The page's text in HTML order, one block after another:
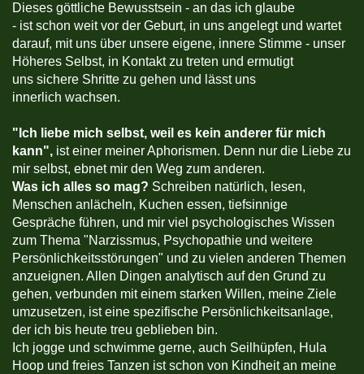
Dieses göttliche Bewusstsein - an das ich glaube
- ist schon weit vor der Geburt, in uns angelegt und wartet
darauf, mit uns über unsere eigene, innere Stimme - unser
Höheres Selbst, in Kontakt zu treten und ermutigt
uns sichere Shritte zu gehen und lässt uns
innerlich wachsen.
" Ich liebe mich selbst, weil es kein anderer für mich
kann", ist einer meiner Aphorismen. Denn nur die Liebe zu
mir selbst, ebnet mir den Weg zum anderen.
Was ich alles so mag? Schreiben natürlich, lesen,
Menschen anlächeln, Kuchen essen, tiefsinnige
Gespräche führen, und mir viel psychologisches Wissen
zum Thema "Narzissmus, Psychopathie und weitere
Persönlichkeitsstörungen" und zu vielen anderen Themen
anzueignen. Allen Dingen analytisch auf den Grund zu
gehen, verbunden mit einem starken Willen, meine Ziele
umzusetzen, ist eine spezifische Persönlichkeitsanlage,
der ich bis heute treu geblieben bin.
Ich jogge und schwimme gerne, auch Seilhüpfen, Hula
Hoop und freies Tanzen ist schon von Kindheit an meine